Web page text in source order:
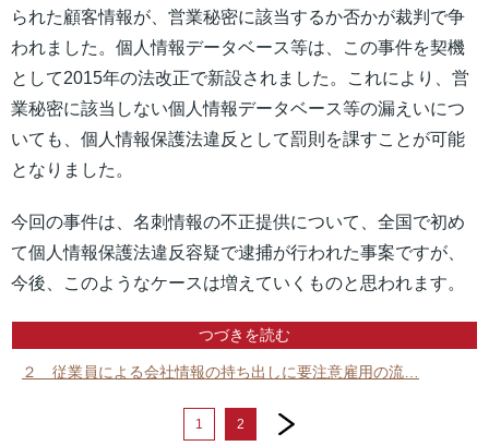
られた顧客情報が、営業秘密に該当するか否かが裁判で争
われました。個人情報データベース等は、この事件を契機
として2015年の法改正で新設されました。これにより、営
業秘密に該当しない個人情報データベース等の漏えいにつ
いても、個人情報保護法違反として罰則を課すことが可能
となりました。
今回の事件は、名刺情報の不正提供について、全国で初め
て個人情報保護法違反容疑で逮捕が行われた事案ですが、
今後、このようなケースは増えていくものと思われます。
つづきを読む
２ 従業員による会社情報の持ち出しに要注意雇用の流…
1 2
next